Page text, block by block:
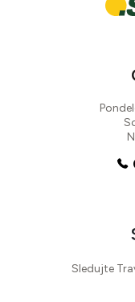
Sledujte